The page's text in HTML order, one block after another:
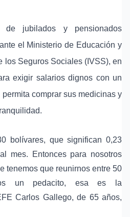
jubilados y pensionados
el Ministerio de Educación y
los Seguros Sociales (IVSS), en
exigir salarios dignos con un
comprar sus medicinas y
bolívares, que significan 0,23
mes. Entonces para nosotros
tenemos que reunirnos entre 50
un pedacito, esa es la
Carlos Gallego, de 65 años,